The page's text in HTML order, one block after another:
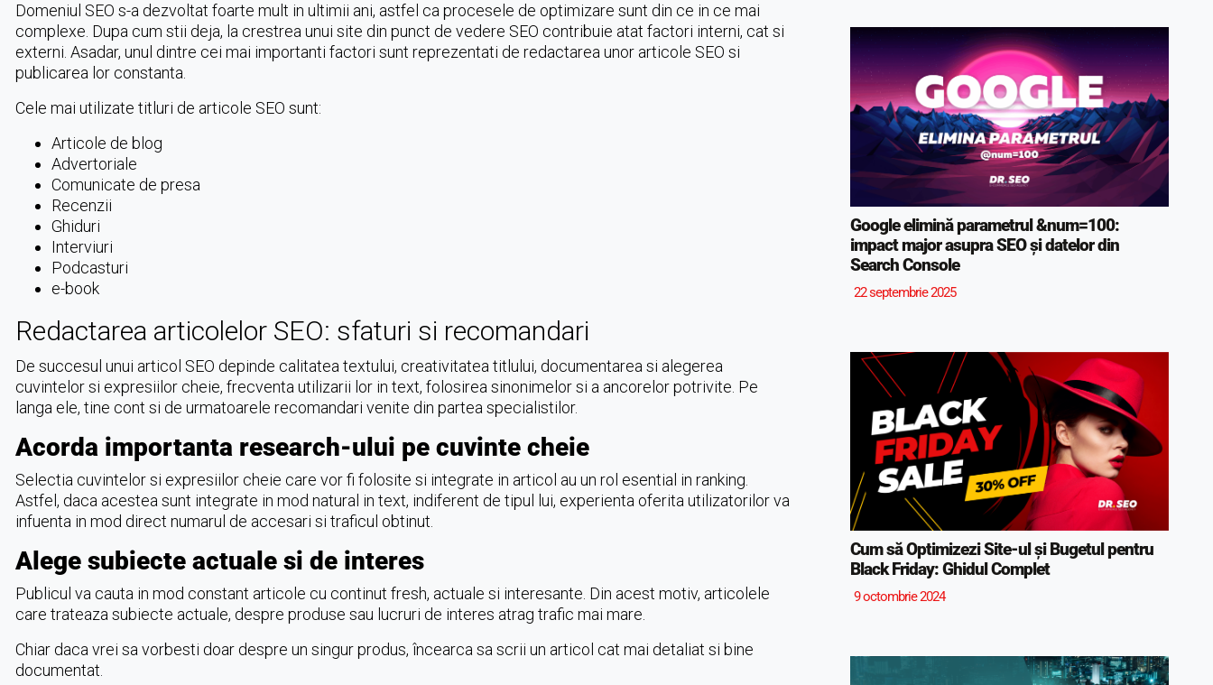
Domeniul SEO s-a dezvoltat foarte mult in ultimii ani, astfel ca procesele de optimizare sunt din ce in ce mai
complexe. Dupa cum stii deja, la crestrea unui site din punct de vedere SEO contribuie atat factori interni, cat si
externi. Asadar, unul dintre cei mai importanti factori sunt reprezentati de redactarea unor articole SEO si
publicarea lor constanta.
Cele mai utilizate titluri de articole SEO sunt:
Articole de blog
Advertoriale
Comunicate de presa
Recenzii
Ghiduri
Interviuri
Podcasturi
e-book
Redactarea articolelor SEO: sfaturi si recomandari
De succesul unui articol SEO depinde calitatea textului, creativitatea titlului, documentarea si alegerea
cuvintelor si expresiilor cheie, frecventa utilizarii lor in text, folosirea sinonimelor si a ancorelor potrivite. Pe
langa ele, tine cont si de urmatoarele recomandari venite din partea specialistilor.
Acorda importanta research-ului pe cuvinte cheie
Selectia cuvintelor si expresiilor cheie care vor fi folosite si integrate in articol au un rol esential in ranking.
Astfel, daca acestea sunt integrate in mod natural in text, indiferent de tipul lui, experienta oferita utilizatorilor va
infuenta in mod direct numarul de accesari si traficul obtinut.
Alege subiecte actuale si de interes
Publicul va cauta in mod constant articole cu continut fresh, actuale si interesante. Din acest motiv, articolele
care trateaza subiecte actuale, despre produse sau lucruri de interes atrag trafic mai mare.
Chiar daca vrei sa vorbesti doar despre un singur produs, încearca sa scrii un articol cat mai detaliat si bine
documentat.
Google elimină parametrul &num=100:
impact major asupra SEO și datelor din
Search Console
22 septembrie 2025
Cum să Optimizezi Site-ul și Bugetul pentru
Black Friday: Ghidul Complet
9 octombrie 2024